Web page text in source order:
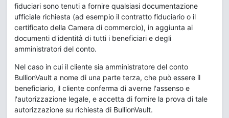
fiduciari sono tenuti a fornire qualsiasi documentazione
ufficiale richiesta (ad esempio il contratto fiduciario o il
certificato della Camera di commercio), in aggiunta ai
documenti d'identità di tutti i beneficiari e degli
amministratori del conto.
Nel caso in cui il cliente sia amministratore del conto
BullionVault a nome di una parte terza, che può essere il
beneficiario, il cliente conferma di averne l'assenso e
l'autorizzazione legale, e accetta di fornire la prova di tale
autorizzazione su richiesta di BullionVault.